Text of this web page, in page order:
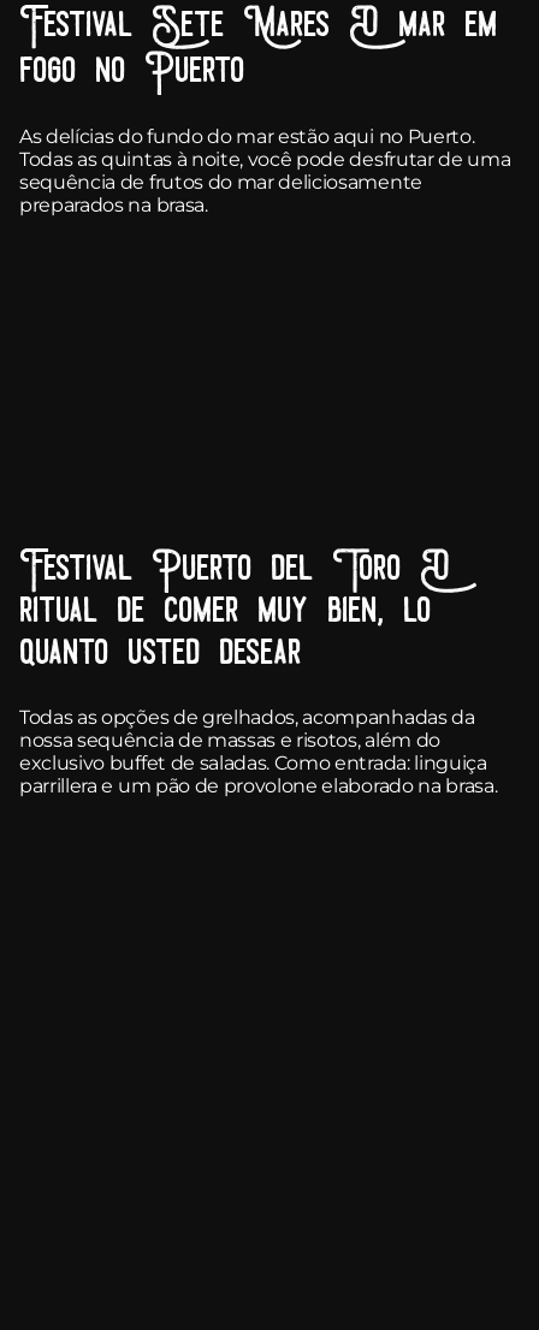
Festival Sete Mares O mar em
fogo no Puerto
As delícias do fundo do mar estão aqui no Puerto.
Todas as quintas à noite, você pode desfrutar de uma
sequência de frutos do mar deliciosamente
preparados na brasa.
Festival Puerto del Toro O
ritual de comer muy bien, lo
quanto usted desear
Todas as opções de grelhados, acompanhadas da
nossa sequência de massas e risotos, além do
exclusivo buffet de saladas. Como entrada: linguiça
parrillera e um pão de provolone elaborado na brasa.